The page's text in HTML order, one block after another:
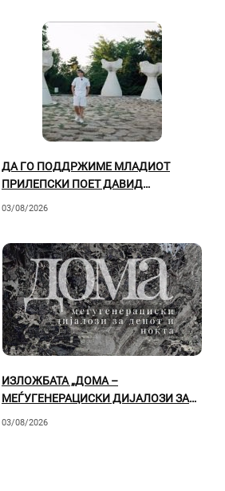
ДА ГО ПОДДРЖИМЕ МЛАДИОТ
ПРИЛЕПСКИ ПОЕТ ДАВИД
03/08/2026
ИЗЛОЖБАТА „ДОМА –
МЕЃУГЕНЕРАЦИСКИ ДИЈАЛОЗИ ЗА
03/08/2026